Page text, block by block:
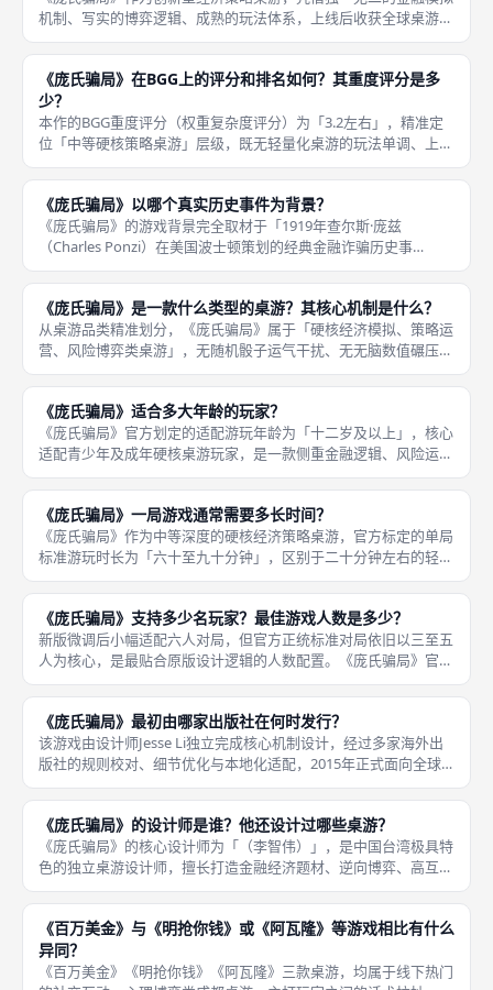
机制、写实的博弈逻辑、成熟的玩法体系，上线后收获全球桌游行
业的广泛认可，斩获多项国际权威桌游奖项提名，是小众硬核桌游
中获奖认可度极高的代表作。本作虽不属于大众爆款获奖桌游，但
在经济题
《庞氏骗局》在BGG上的评分和排名如何？其重度评分是多
少？
本作的BGG重度评分（权重复杂度评分）为「3.2左右」，精准定
位「中等硬核策略桌游」层级，既无轻量化桌游的玩法单调、上限
过低问题，也无重度重策桌游的规则繁琐、学习成本过高问题，复
杂度适中、策略深度充足，专门适配有一定桌游基础、追求逻辑博
弈与
《庞氏骗局》以哪个真实历史事件为背景？
《庞氏骗局》的游戏背景完全取材于「1919年查尔斯·庞兹
（Charles Ponzi）在美国波士顿策划的经典金融诈骗历史事
件」，该事件是全球金融史上最知名的庞氏骗局原型，也是金融教
科书重点收录的经典诈骗案例，游戏高度还原本次事件的核心运作
逻
《庞氏骗局》是一款什么类型的桌游？其核心机制是什么？
从桌游品类精准划分，《庞氏骗局》属于「硬核经济模拟、策略运
营、风险博弈类桌游」，无随机骰子运气干扰、无无脑数值碾压，
全程依靠玩家主观决策、风险把控、交易博弈、长线布局决定对局
胜负，是国内桌游圈层少有的写实金融模拟类佳作，也是成都桌游
资深玩家
《庞氏骗局》适合多大年龄的玩家？
《庞氏骗局》官方划定的适配游玩年龄为「十二岁及以上」，核心
适配青少年及成年硬核桌游玩家，是一款侧重金融逻辑、风险运
营、心理博弈、长线布局的策略桌游。本作摒弃低龄桌游的简单娱
乐属性，需要玩家具备成熟的数值计算、局势预判、风险取舍、长
线规划能力
《庞氏骗局》一局游戏通常需要多长时间？
《庞氏骗局》作为中等深度的硬核经济策略桌游，官方标定的单局
标准游玩时长为「六十至九十分钟」，区别于二十分钟左右的轻量
化聚会桌游，本作拥有完整的运营、交易、结算、崩盘体系，对局
流程饱满、策略层次丰富，适合玩家沉浸式深度博弈，是成都桌游
圈层资深
《庞氏骗局》支持多少名玩家？最佳游戏人数是多少？
新版微调后小幅适配六人对局，但官方正统标准对局依旧以三至五
人为核心，是最贴合原版设计逻辑的人数配置。《庞氏骗局》官方
标准游玩人数为「三至五名玩家」，适配小规模硬核策略对局场
景，区别于大众多人聚会桌游，主打少人数深度博弈、精细运营、
风险拉扯，
《庞氏骗局》最初由哪家出版社在何时发行？
该游戏由设计师Jesse Li独立完成核心机制设计，经过多家海外出
版社的规则校对、细节优化与本地化适配，2015年正式面向全球
发售，主打真实金融骗局的模拟博弈玩法，填补了硬核经济题材桌
游的市场空白。《庞氏骗局》原版首次正式发行时间为「201
《庞氏骗局》的设计师是谁？他还设计过哪些桌游？
《庞氏骗局》的核心设计师为「（李智伟）」，是中国台湾极具特
色的独立桌游设计师，擅长打造金融经济题材、逆向博弈、高互动
交易类桌游，作品风格硬核写实、机制创新、贴近真实商业逻辑，
摒弃大众化休闲玩法，主打心理博弈与资源运营的深度体验，在国
内硬核桌
《百万美金》与《明抢你钱》或《阿瓦隆》等游戏相比有什么
异同？
《百万美金》《明抢你钱》《阿瓦隆》三款桌游，均属于线下热门